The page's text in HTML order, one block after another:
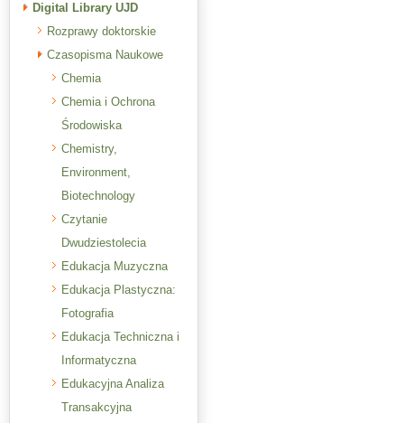
Digital Library UJD
Rozprawy doktorskie
Czasopisma Naukowe
Chemia
Chemia i Ochrona
Środowiska
Chemistry,
Environment,
Biotechnology
Czytanie
Dwudziestolecia
Edukacja Muzyczna
Edukacja Plastyczna:
Fotografia
Edukacja Techniczna i
Informatyczna
Edukacyjna Analiza
Transakcyjna